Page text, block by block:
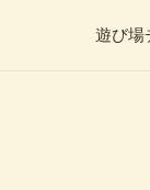
遊び場